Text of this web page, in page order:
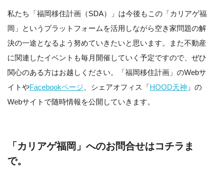
私たち「福岡移住計画（SDA）」は今後もこの「カリアゲ福
岡」というプラットフォームを活用しながら空き家問題の解
決の一途となるよう努めていきたいと思います。また不動産
に関連したイベントも毎月開催していく予定ですので、ぜひ
関心のある方はお越しください。「福岡移住計画」のWebサ
イトやFacebookページ 、シェアオフィス「HOOD天神 」の
Webサイトで随時情報を公開していきます。
「カリアゲ福岡」へのお問合せはコチラま
で。